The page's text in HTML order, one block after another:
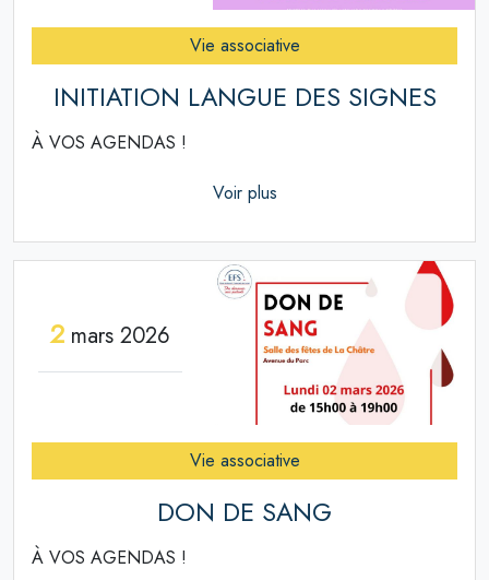
Vie associative
INITIATION LANGUE DES SIGNES
À VOS AGENDAS !
Voir plus
2mars 2026
Vie associative
DON DE SANG
À VOS AGENDAS !